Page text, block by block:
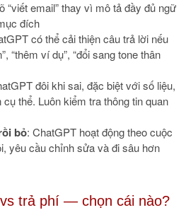
“viết email” thay vì mô tả đầy đủ ngữ
đích
có thể cải thiện câu trả lời nếu
“thêm ví dụ”, “đổi sang tone thân
đôi khi sai, đặc biệt với số liệu,
thể. Luôn kiểm tra thông tin quan
bỏ: ChatGPT hoạt động theo cuộc
yêu cầu chỉnh sửa và đi sâu hơn
trả phí — chọn cái nào?